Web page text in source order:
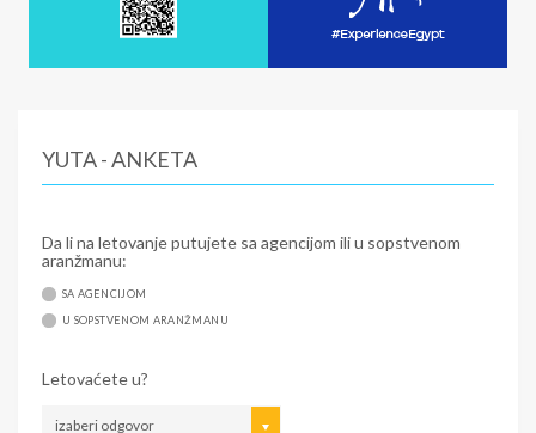
YUTA - ANKETA
Da li na letovanje putujete sa agencijom ili u sopstvenom
aranžmanu:
SA AGENCIJOM
U SOPSTVENOM ARANŽMANU
Letovaćete u?
izaberi odgovor